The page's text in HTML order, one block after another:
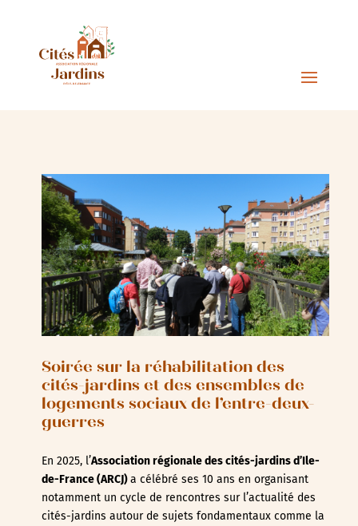
Soirée sur la réhabilitation des
cités-jardins et des ensembles de
logements sociaux de l’entre-deux-
guerres
En 2025, l’Association régionale des cités-jardins d’Ile-
de-France (ARCJ)a célébré ses 10 ans en organisant
notamment un cycle de rencontres sur l’actualité des
cités-jardins autour de sujets fondamentaux comme la